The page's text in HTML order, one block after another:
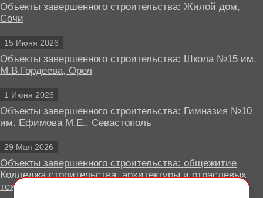
Объекты завершенного строительства: Жилой дом,
Сочи
15 Июня 2026
Объекты завершенного строительства: Школа №15 им.
М.В.Гордеева, Орел
1 Июня 2026
Объекты завершенного строительства: Гимназия №10
им. Ефимова М.Е., Севастополь
29 Мая 2026
Объекты завершенного строительства: общежитие
Колледжа строительства, архитектуры и отраслевых
технологий, Липецк